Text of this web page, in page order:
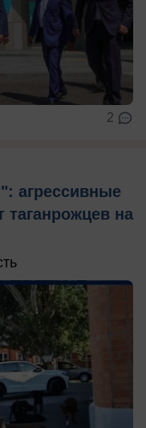
2
агрессивные
таганрожцев на